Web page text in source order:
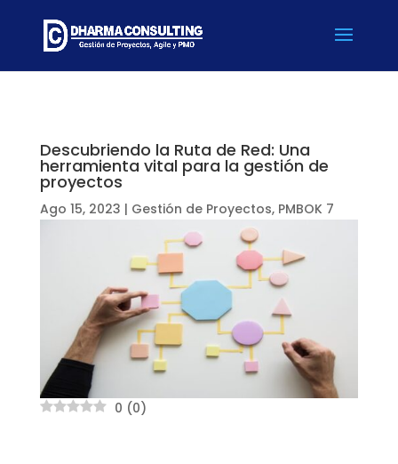
Descubriendo la Ruta de Red: Una
herramienta vital para la gestión de
proyectos
Ago 15, 2023 | Gestión de Proyectos, PMBOK 7
0 (0)